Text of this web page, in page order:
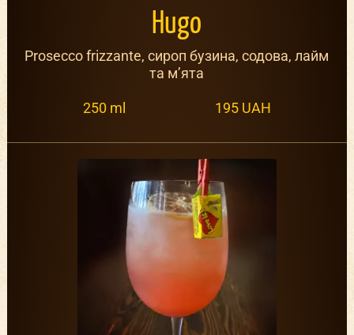
Hugo
Prosecco frizzante, сироп бузина, содова, лайм
та м’ята
250 ml 195 UAH